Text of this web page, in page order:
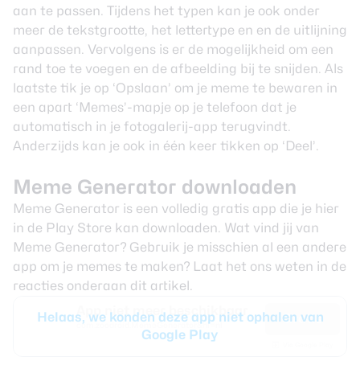
aan te passen. Tijdens het typen kan je ook onder
meer de tekstgrootte, het lettertype en en de uitlijning
aanpassen. Vervolgens is er de mogelijkheid om een
rand toe te voegen en de afbeelding bij te snijden. Als
laatste tik je op ‘Opslaan’ om je meme te bewaren in
een apart ‘Memes’-mapje op je telefoon dat je
automatisch in je fotogalerij-app terugvindt.
Anderzijds kan je ook in één keer tikken op ‘Deel’.
Meme Generator downloaden
Meme Generator is een volledig gratis app die je hier
in de Play Store kan downloaden. Wat vind jij van
Meme Generator? Gebruik je misschien al een andere
app om je memes te maken? Laat het ons weten in de
reacties onderaan dit artikel.
App niet meer beschikbaar
com.zoodroid.MemeGenerator&hl=nl Gratis
Helaas, we konden deze app niet ophalen van
Google Play